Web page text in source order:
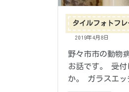
タイルフォトフ
2019年4月8日
野々市市の動物
お話です。 受付
か。 ガラスエ